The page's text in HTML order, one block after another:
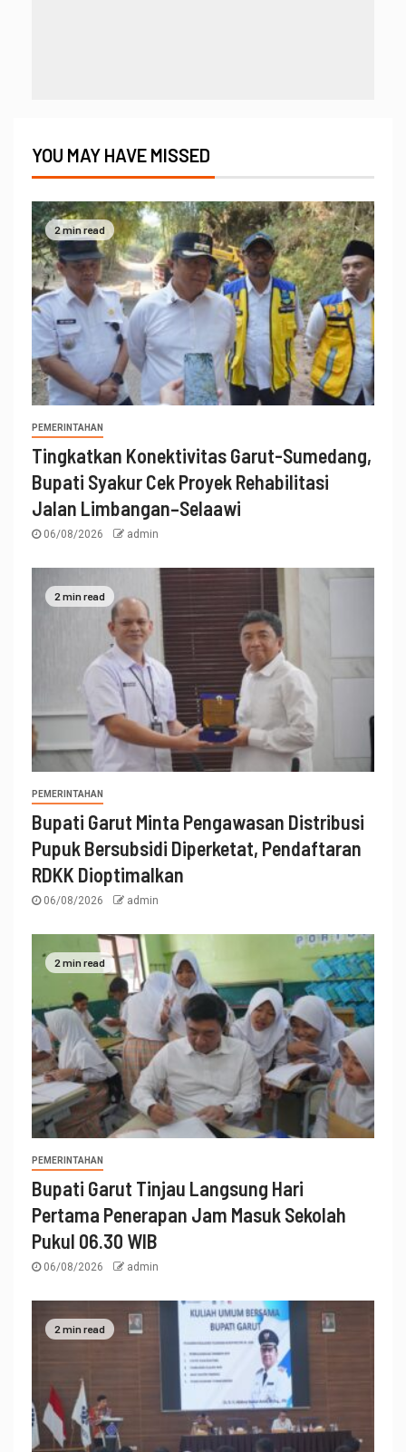
YOU MAY HAVE MISSED
2 min read
PEMERINTAHAN
Tingkatkan Konektivitas Garut-Sumedang,
Bupati Syakur Cek Proyek Rehabilitasi
Jalan Limbangan–Selaawi
06/08/2026 admin
2 min read
PEMERINTAHAN
Bupati Garut Minta Pengawasan Distribusi
Pupuk Bersubsidi Diperketat, Pendaftaran
RDKK Dioptimalkan
06/08/2026 admin
2 min read
PEMERINTAHAN
Bupati Garut Tinjau Langsung Hari
Pertama Penerapan Jam Masuk Sekolah
Pukul 06.30 WIB
06/08/2026 admin
2 min read